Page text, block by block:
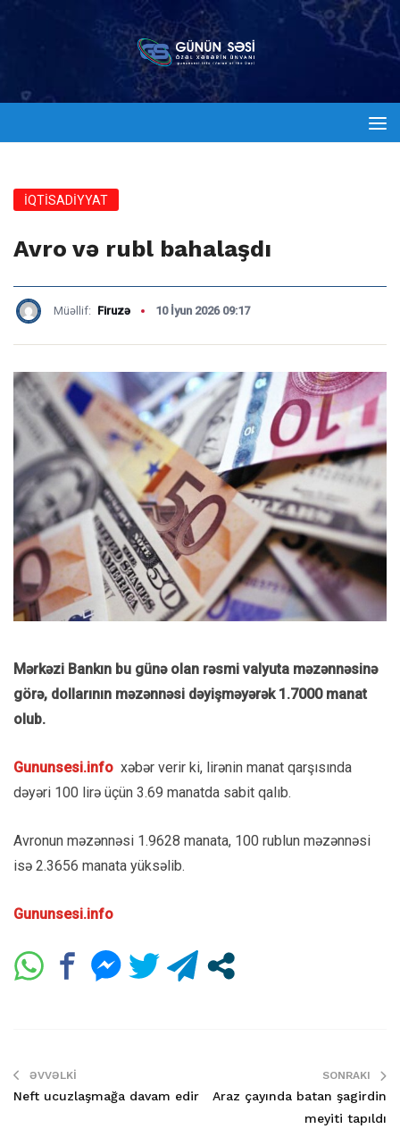
İQTİSADİYYAT
Avro və rubl bahalaşdı
Müəllif: Firuzə 10 İyun 2026 09:17
Mərkəzi Bankın bu günə olan rəsmi valyuta məzənnəsinə
görə, dollarının məzənnəsi dəyişməyərək 1.7000 manat
olub.
Gununsesi.info xəbər verir ki, lirənin manat qarşısında
dəyəri 100 lirə üçün 3.69 manatda sabit qalıb.
Avronun məzənnəsi 1.9628 manata, 100 rublun məzənnəsi
isə 2.3656 manata yüksəlib.
Gununsesi.info
ƏVVƏLKI
Neft ucuzlaşmağa davam edir
SONRAKI
Araz çayında batan şagirdin
meyiti tapıldı